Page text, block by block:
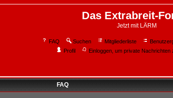
Das Extrabreit-
Jetzt mit LÄRM
FAQ Suchen Mitgliederliste
Profil
Einloggen, um private Nachrichten
FAQ